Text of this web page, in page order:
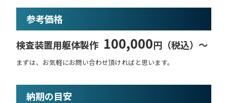
参考価格
検査装置用躯体製作 100,000円（税込）〜
まずは、お気軽にお問い合わせ頂ければと思います。
納期の目安